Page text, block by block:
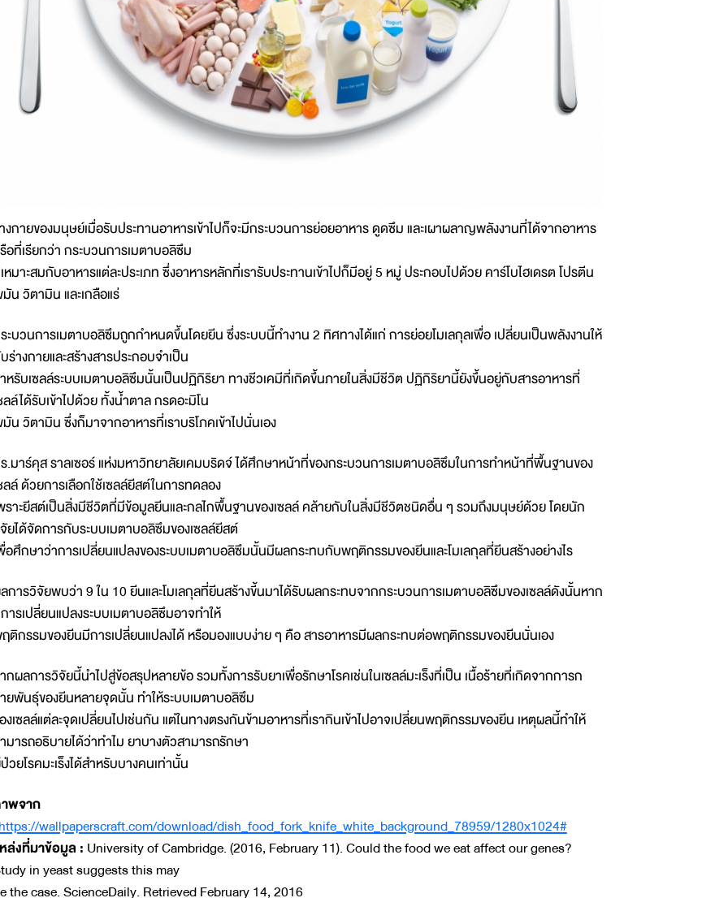
งกายของมนุษย์เมื่อรับประทานอาหารเข้าไปก็จะมีกระบวนการย่อยอาหาร ดูดซึม และเผาผลาญพลังงานที่ได้จากอาหาร
อที่เรียกว่า กระบวนการเมตาบอลิซึม
หมาะสมกับอาหารแต่ละประเภท ซึ่งอาหารหลักที่เรารับประทานเข้าไปก็มีอยู่ 5 หมู่ ประกอบไปด้วย คาร์โบไฮเดรต โปรตีน
มัน วิตามิน และเกลือแร่
ะบวนการเมตาบอลิซึมถูกกำหนดขึ้นโดยยีน ซึ่งระบบนี้ทำงาน 2 ทิศทางได้แก่ การย่อยโมเลกุลเพื่อ เปลี่ยนเป็นพลังงานให้
ร่างกายและสร้างสารประกอบจำเป็น
หรับเซลล์ระบบเมตาบอลิซึมนั้นเป็นปฏิกิริยา ทางชีวเคมีที่เกิดขึ้นภายในสิ่งมีชีวิต ปฏิกิริยานี้ยังขึ้นอยู่กับสารอาหารที่
ลล์ได้รับเข้าไปด้วย ทั้งน้ำตาล กรดอะมิโน
มัน วิตามิน ซึ่งก็มาจากอาหารที่เราบริโภคเข้าไปนั่นเอง
.มาร์คุส ราลเซอร์ แห่งมหาวิทยาลัยเคมบริดจ์ ได้ศึกษาหน้าที่ของกระบวนการเมตาบอลิซึมในการทำหน้าที่พื้นฐานของ
ลล์ ด้วยการเลือกใช้เซลล์ยีสต์ในการทดลอง
ราะยีสต์เป็นสิ่งมีชีวิตที่มีข้อมูลยีนและกลไกพื้นฐานของเซลล์ คล้ายกับในสิ่งมีชีวิตชนิดอื่น ๆ รวมถึงมนุษย์ด้วย โดยนัก
ยได้จัดการกับระบบเมตาบอลิซึมของเซลล์ยีสต์
อศึกษาว่าการเปลี่ยนแปลงของระบบเมตาบอลิซึมนั้นมีผลกระทบกับพฤติกรรมของยีนและโมเลกุลที่ยีนสร้างอย่างไร
การวิจัยพบว่า 9 ใน 10 ยีนและโมเลกุลที่ยีนสร้างขี้นมาได้รับผลกระทบจากกระบวนการเมตาบอลิซึมของเซลล์ดังนั้นหาก
ารเปลี่ยนแปลงระบบเมตาบอลิซึมอาจทำให้
ติกรรมของยีนมีการเปลี่ยนแปลงได้ หรือมองแบบง่าย ๆ คือ สารอาหารมีผลกระทบต่อพฤติกรรมของยีนนั่นเอง
กผลการวิจัยนี้นำไปสู่ข้อสรุปหลายข้อ รวมทั้งการรับยาเพื่อรักษาโรคเช่นในเซลล์มะเร็งที่เป็น เนื้อร้ายที่เกิดจากการก
ยพันธุ์ของยีนหลายจุดนั้น ทำให้ระบบเมตาบอลิซึม
งเซลล์แต่ละจุดเปลี่ยนไปเช่นกัน แต่ในทางตรงกันข้ามอาหารที่เรากินเข้าไปอาจเปลี่ยนพฤติกรรมของยีน เหตุผลนี้ทำให้
มารถอธิบายได้ว่าทำไม ยาบางตัวสามารถรักษา
วยโรคมะเร็งได้สำหรับบางคนเท่านั้น
พจาก
https://wallpaperscraft.com/download/dish_food_fork_knife_white_background_78959/1280x1024#
ล่งที่มาข้อมูล : University of Cambridge. (2016, February 11). Could the food we eat affect our genes?
in yeast suggests this may
the case. ScienceDaily. Retrieved February 14, 2016